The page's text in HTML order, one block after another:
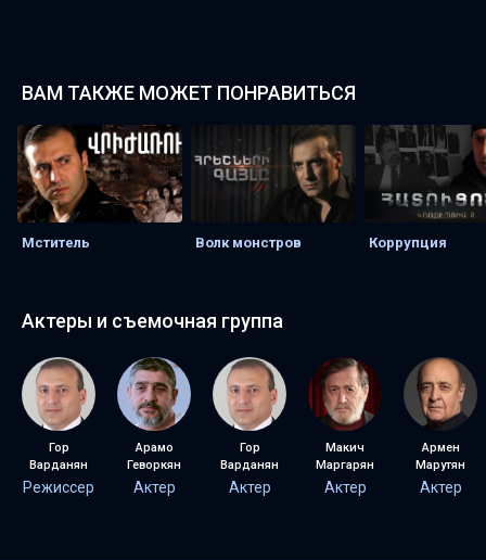
ВАМ ТАКЖЕ МОЖЕТ ПОНРАВИТЬСЯ
Мститель Волк монстров Коррупция
Актеры и съемочная группа
Гор
Варданян
Режиссер
Арамо
Геворкян
Актер
Гор
Варданян
Актер
Макич
Маргарян
Актер
Армен
Марутян
Актер